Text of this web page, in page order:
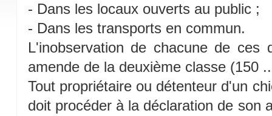
- Dans les locaux ouverts au public ;
- Dans les transports en commun.
L'inobservation de chacune de ces
amende de la deuxième classe (150
Tout propriétaire ou détenteur d'un
doit procéder à la déclaration de son